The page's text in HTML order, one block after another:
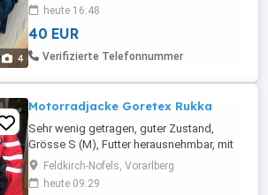
4
heute 16:48
40 EUR
Verifizierte Telefonnummer
Motorradjacke Goretex Rukka
Sehr wenig getragen, guter Zustand,
Grösse S (M), Futter herausnehmbar, mit
Schulterprotektoren
Feldkirch-Nofels, Vorarlberg
heute 09:29